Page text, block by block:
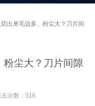
出来毛边多、粉尘大？刀片间
粉尘大？刀片间隙
次数：316